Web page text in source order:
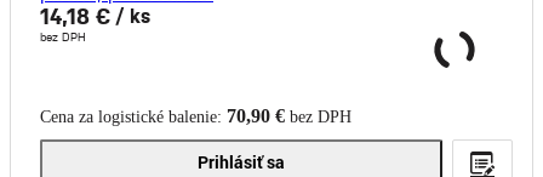
14,18 € / ks
bez DPH
Cena za logistické balenie: 70,90 € bez DPH
Prihlásiť sa